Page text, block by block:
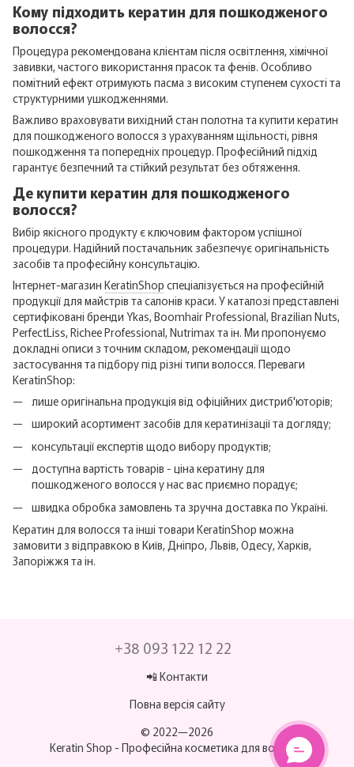
Кому підходить кератин для пошкодженого
волосся?
Процедура рекомендована клієнтам після освітлення, хімічної
завивки, частого використання прасок та фенів. Особливо
помітний ефект отримують пасма з високим ступенем сухості та
структурними ушкодженнями.
Важливо враховувати вихідний стан полотна та купити кератин
для пошкодженого волосся з урахуванням щільності, рівня
пошкодження та попередніх процедур. Професійний підхід
гарантує безпечний та стійкий результат без обтяження.
Де купити кератин для пошкодженого
волосся?
Вибір якісного продукту є ключовим фактором успішної
процедури. Надійний постачальник забезпечує оригінальність
засобів та професійну консультацію.
Інтернет-магазин KeratinShop спеціалізується на професійній
продукції для майстрів та салонів краси. У каталозі представлені
сертифіковані бренди Ykas, Boomhair Professional, Brazilian Nuts,
PerfectLiss, Richee Professional, Nutrimax та ін. Ми пропонуємо
докладні описи з точним складом, рекомендації щодо
застосування та підбору під різні типи волосся. Переваги
KeratinShop:
лише оригінальна продукція від офіційних дистриб'юторів;
широкий асортимент засобів для кератинізації та догляду;
консультації експертів щодо вибору продуктів;
доступна вартість товарів - ціна кератину для
пошкодженого волосся у нас вас приємно порадує;
швидка обробка замовлень та зручна доставка по Україні.
Кератин для волосся та інші товари KeratinShop можна
замовити з відправкою в Київ, Дніпро, Львів, Одесу, Харків,
Запоріжжя та ін.
+38 093 122 12 22
📲 Контакти
Повна версія сайту
© 2022—2026
Keratin Shop - Професійна косметика для волосся